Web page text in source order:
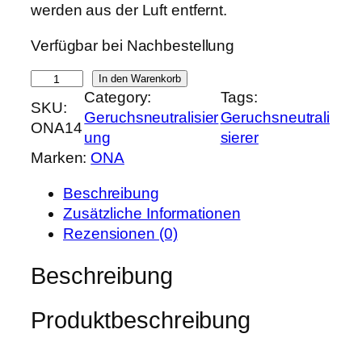
ü
g
i
c
h
e
P
r
e
s
a
r
l
e
r
P
r
i
s
t
1
,
1
werden aus der Luft entfernt.
Verfügbar bei Nachbestellung
N
A
l
o
7
In den Warenkorb
SKU:
ONA14
Category:
Geruchsneutralisier
ung
Tags:
Geruchsneutrali
sierer
Marken: ONA
Beschreibung
Zusätzliche Informationen
Rezensionen (0)
Beschreibung
Produktbeschreibung